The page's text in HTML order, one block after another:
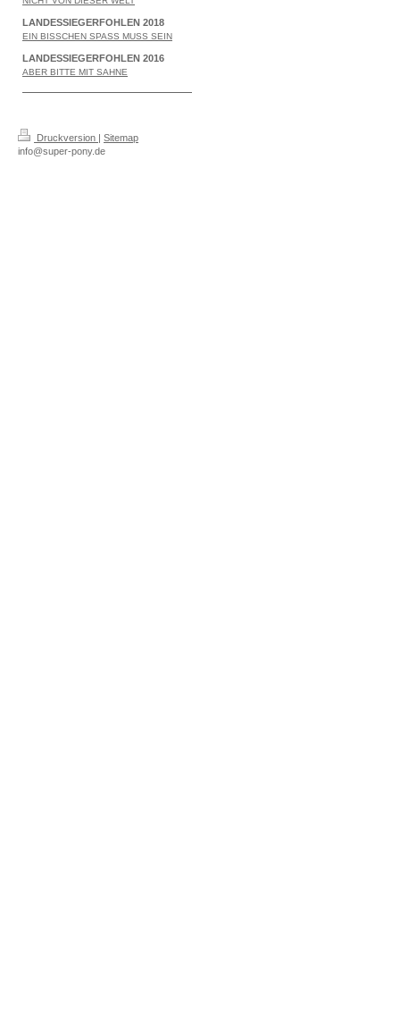
LANDESSIEGERFOHLEN 2018
EIN BISSCHEN SPASS MUSS SEIN
LANDESSIEGERFOHLEN 2016
ABER BITTE MIT SAHNE
Druckversion | Sitemap
info@super-pony.de